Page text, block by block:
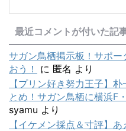
最近コメントが付いた記
サガン鳥栖掲示板！サポ
おう！
に 匿名 より
【プリン好き努力王子】
とめ！サガン鳥栖に横浜F
syamu より
【イケメン採点＆寸評】